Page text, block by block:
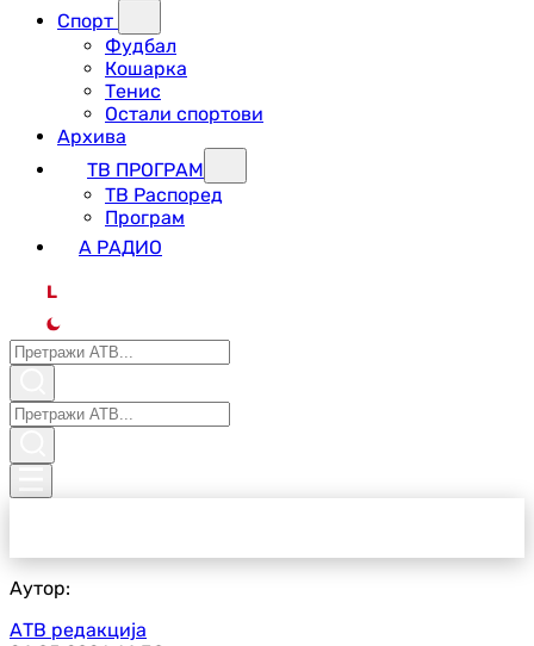
Спорт
Фудбал
Кошарка
Тенис
Остали спортови
Архива
ТВ ПРОГРАМ
ТВ Распоред
Програм
А РАДИО
L
Аутор:
АТВ редакција